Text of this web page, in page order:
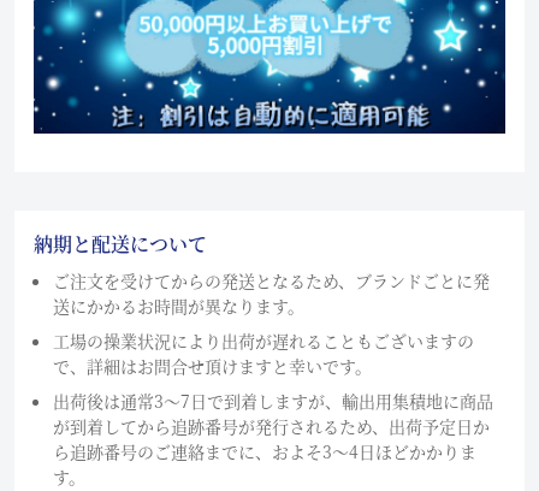
納期と配送について
ご注文を受けてからの発送となるため、ブランドごとに発
送にかかるお時間が異なります。
工場の操業状況により出荷が遅れることもございますの
で、詳細はお問合せ頂けますと幸いです。
出荷後は通常3～7日で到着しますが、輸出用集積地に商品
が到着してから追跡番号が発行されるため、出荷予定日か
ら追跡番号のご連絡までに、およそ3〜4日ほどかかりま
す。